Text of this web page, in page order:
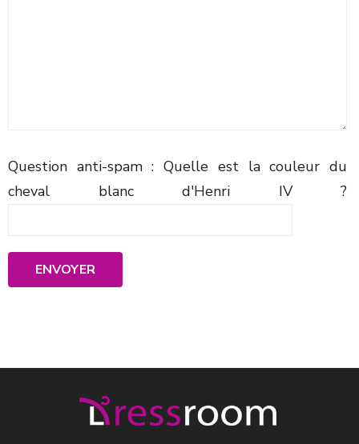
Question anti-spam : Quelle est la couleur du
cheval blanc d'Henri IV ?